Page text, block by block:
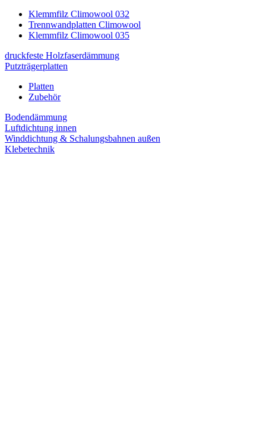
Klemmfilz Climowool 032
Trennwandplatten Climowool
Klemmfilz Climowool 035
druckfeste Holzfaserdämmung
Putzträgerplatten
Platten
Zubehör
Bodendämmung
Luftdichtung innen
Winddichtung & Schalungsbahnen außen
Klebetechnik